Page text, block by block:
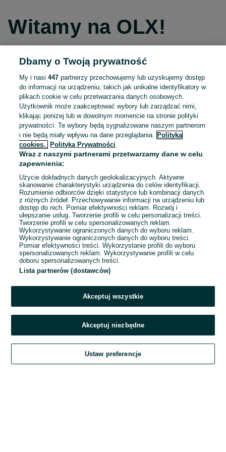
Witamy na OLX!
Kontynuuj przez Facebooka
Kontynuuj przez konto Apple
Kontynuuj przez konto Google
LUB
E-mail
Hasło
Zaloguj się
Kontynuując za pośrednictwem jednego z dostawców wskazanych powyżej,
OLX.pl w jego aktualnym brzmieniu.
Dbamy o Twoją prywatność
My i nasi447 partnerzy przechowujemy lub uzyskujemy dostęp
do informacji na urządzeniu, takich jak unikalne identyfikatory w
plikach cookie w celu przetwarzania danych osobowych.
Użytkownik może zaakceptować wybory lub zarządzać nimi,
klikając poniżej lub w dowolnym momencie na stronie polityki
prywatności. Te wybory będą sygnalizowane naszym partnerom
i nie będą miały wpływu na dane przeglądania.
Polityka
cookies,
Polityka Prywatności
Wraz z naszymi partnerami przetwarzamy dane w celu
zapewnienia:
Użycie dokładnych danych geolokalizacyjnych. Aktywne
skanowanie charakterystyki urządzenia do celów identyfikacji.
Rozumienie odbiorców dzięki statystyce lub kombinacji danych
z różnych źródeł. Przechowywanie informacji na urządzeniu lub
dostęp do nich. Pomiar efektywności reklam. Rozwój i
ulepszanie usług. Tworzenie profili w celu personalizacji treści.
Tworzenie profili w celu spersonalizowanych reklam.
Wykorzystywanie ograniczonych danych do wyboru reklam.
Wykorzystywanie ograniczonych danych do wyboru treści.
Pomiar efektywności treści. Wykorzystanie profili do wyboru
spersonalizowanych reklam. Wykorzystywanie profili w celu
doboru spersonalizowanych treści.
Lista partnerów (dostawców)
Akceptuj wszystkie
Akceptuj niezbędne
Ustaw preferencje